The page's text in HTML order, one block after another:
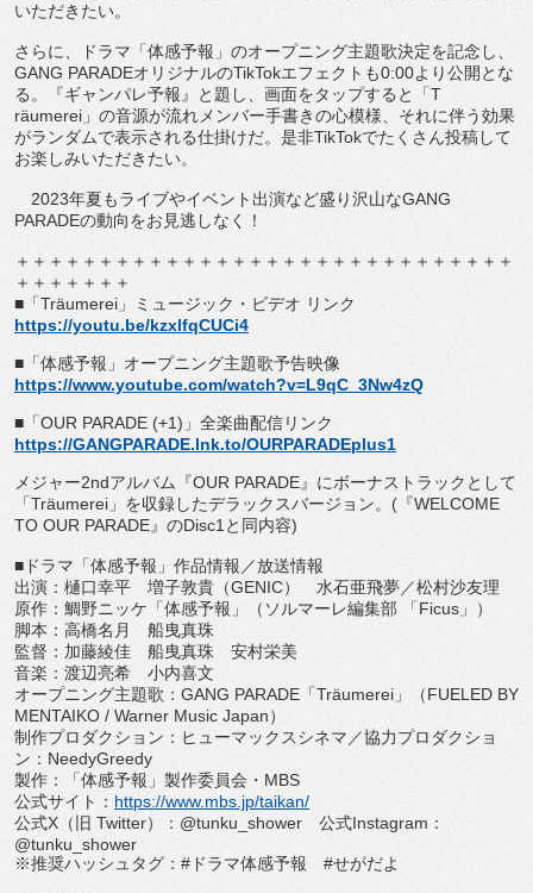
いただきたい。
さらに、ドラマ「体感予報」のオープニング主題歌決定を記念し、
GANG PARADEオリジナルのTikTokエフェクトも0:00より公開とな
る。『ギャンパレ予報』と題し、画面をタップすると「T
räumerei 」の音源が流れメンバー手書きの心模様、 それに伴う効果
がランダムで表示される仕掛けだ。是非TikTokでたくさん投稿して
お楽しみいただきたい。
2023年夏もライブやイベント出演など盛り沢山なGANG
PARADEの動向をお見逃しなく！
＋＋＋＋＋＋＋＋＋＋＋＋＋＋＋＋＋＋＋＋＋＋＋＋＋＋＋＋＋＋
＋＋＋＋＋＋＋
■「Träumerei 」ミュージック・ビデオ リンク
https://youtu.be/kzxlfqCUCi4
■「体感予報」オープニング主題歌予告映像
https://www.youtube.com/watch?v=L9qC_3Nw4zQ
■「OUR PARADE (+1) 」全楽曲配信リンク
https://GANGPARADE.lnk.to/OURPARADEplus1
メジャー2ndアルバム『OUR PARADE』にボーナストラックとして
「Träumerei 」 を収録したデラックスバージョン。 ( 『WELCOME
TO OUR PARADE』のDisc1 と同内容)
■ドラマ「体感予報」作品情報／放送情報
出演：樋口幸平 増子敦貴（GENIC） 水石亜飛夢／松村沙友理
原作：鯛野ニッケ「体感予報」（ソルマーレ編集部 「Ficus 」）
脚本：高橋名月 船曳真珠
監督：加藤綾佳 船曳真珠 安村栄美
音楽：渡辺亮希 小内喜文
オープニング主題歌： GANG PARADE 「Träumerei 」（FUELED BY
MENTAIKO / Warner Music Japan）
制作プロダクション：ヒューマックスシネマ／協力プロダクショ
ン： NeedyGreedy
製作：「体感予報」製作委員会・ MBS
公式サイト： https://www.mbs.jp/taikan/
公式X （旧 Twitter）： @tunku_shower 公式Instagram ：
@tunku_shower
※推奨ハッシュタグ： # ドラマ体感予報 #せがだよ